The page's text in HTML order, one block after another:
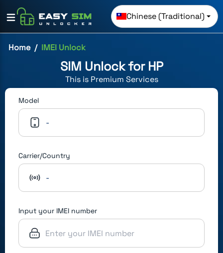
Chinese (Traditional)
Home IMEI Unlock
SIM Unlock for HP
This is Premium Services
Model
-
Carrier/Country
-
Input your IMEI number